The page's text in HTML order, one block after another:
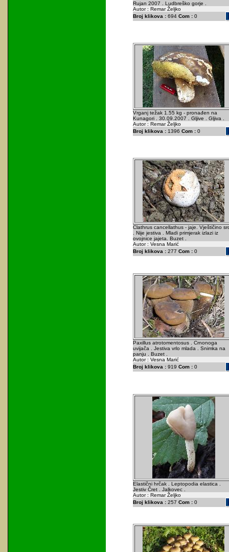
Rujan 2007 . Ludbreško gorje .
Autor : Remar Željko
Broj klikova :694 Com :0
Vrganj težak 1.55 kg - pronađen na
Kunagori . 30.09.2007 . Gljive . Gljiva .
Autor : Remar Željko
Broj klikova :1396 Com :0
Clathrus cancellathus - jaje. Vještičino
. Nije jestiva . Mladi primjerak izlazi iz
ovojnice jajeta. Buzet .
Autor : Vesna Marić
Broj klikova :277 Com :0
Paxillus atrotomentosus . Crnonoga
uvijača . Jestiva vrlo mlada . Snimka na
panju . Buzet .
Autor : Vesna Marić
Broj klikova :919 Com :0
Elastični hrčak . Leptopodia elastica .
Jestiv Čret . Jalkovec .
Autor : Remar Željko
Broj klikova :257 Com :0